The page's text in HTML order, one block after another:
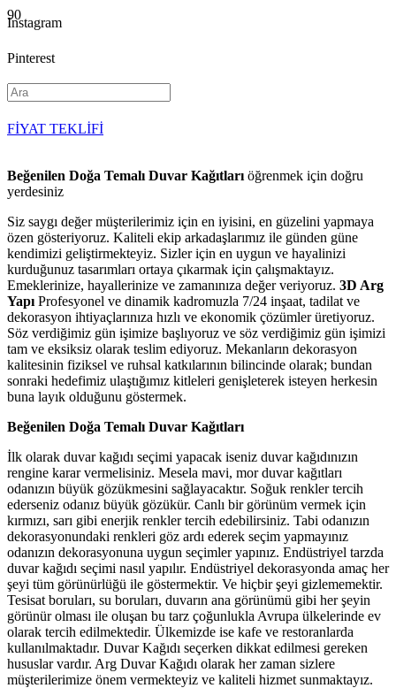
Instagram
Pinterest
YouTube
FİYAT TEKLİFİ
Beğenilen Doğa Temalı Duvar Kağıtları öğrenmek için doğru
yerdesiniz
Siz saygı değer müşterilerimiz için en iyisini, en güzelini yapmaya
özen gösteriyoruz. Kaliteli ekip arkadaşlarımız ile günden güne
kendimizi geliştirmekteyiz. Sizler için en uygun ve hayalinizi
kurduğunuz tasarımları ortaya çıkarmak için çalışmaktayız.
Emeklerinize, hayallerinize ve zamanınıza değer veriyoruz. 3D Arg
Yapı Profesyonel ve dinamik kadromuzla 7/24 inşaat, tadilat ve
dekorasyon ihtiyaçlarınıza hızlı ve ekonomik çözümler üretiyoruz.
Söz verdiğimiz gün işimize başlıyoruz ve söz verdiğimiz gün işimizi
tam ve eksiksiz olarak teslim ediyoruz. Mekanların dekorasyon
kalitesinin fiziksel ve ruhsal katkılarının bilincinde olarak; bundan
sonraki hedefimiz ulaştığımız kitleleri genişleterek isteyen herkesin
buna layık olduğunu göstermek.
Beğenilen Doğa Temalı Duvar Kağıtları
İlk olarak duvar kağıdı seçimi yapacak iseniz duvar kağıdınızın
rengine karar vermelisiniz. Mesela mavi, mor duvar kağıtları
odanızın büyük gözükmesini sağlayacaktır. Soğuk renkler tercih
ederseniz odanız büyük gözükür. Canlı bir görünüm vermek için
kırmızı, sarı gibi enerjik renkler tercih edebilirsiniz. Tabi odanızın
dekorasyonundaki renkleri göz ardı ederek seçim yapmayınız
odanızın dekorasyonuna uygun seçimler yapınız. Endüstriyel tarzda
duvar kağıdı seçimi nasıl yapılır. Endüstriyel dekorasyonda amaç her
şeyi tüm görünürlüğü ile göstermektir. Ve hiçbir şeyi gizlememektir.
Tesisat boruları, su boruları, duvarın ana görünümü gibi her şeyin
görünür olması ile oluşan bu tarz çoğunlukla Avrupa ülkelerinde ev
olarak tercih edilmektedir. Ülkemizde ise kafe ve restoranlarda
kullanılmaktadır. Duvar Kağıdı seçerken dikkat edilmesi gereken
hususlar vardır. Arg Duvar Kağıdı olarak her zaman sizlere
müşterilerimize önem vermekteyiz ve kaliteli hizmet sunmaktayız.